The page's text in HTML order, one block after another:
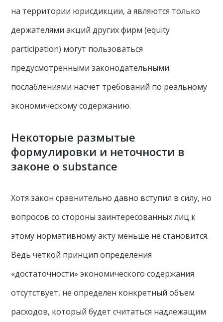
на территории юрисдикции, а являются только
держателями акций других фирм (equity
participation) могут пользоваться
предусмотренными законодательными
послаблениями насчет требований по реальному
экономическому содержанию.
Некоторые размытые
формулировки и неточности в
законе о substance
Хотя закон сравнительно давно вступил в силу, но
вопросов со стороны заинтересованных лиц к
этому нормативному акту меньше не становится.
Ведь четкой принцип определения
«достаточности» экономического содержания
отсутствует, не определен конкретный объем
расходов, который будет считаться надлежащим